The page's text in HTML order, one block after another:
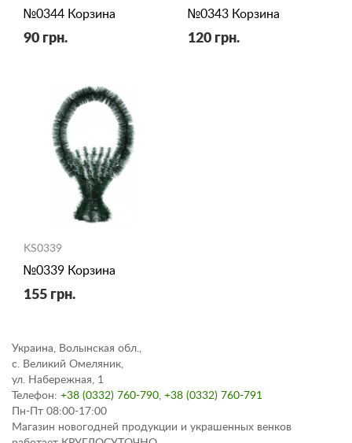
№0344 Корзина
90 грн.
№0343 Корзина
120 грн.
KS0339
№0339 Корзина
155 грн.
Украина, Волынская обл.,
с. Великий Омеляник,
ул. Набережная, 1
Телефон: +38 (0332) 760-790, +38 (0332) 760-791
Пн-Пт 08:00-17:00
Магазин новогодней продукции и украшенных венков